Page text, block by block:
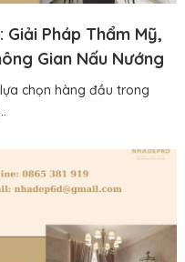
Pháp Thẩm Mỹ,
Gian Nấu Nướng
chọn hàng đầu trong